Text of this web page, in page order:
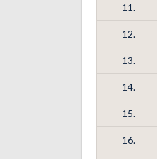
11.
12.
13.
14.
15.
16.